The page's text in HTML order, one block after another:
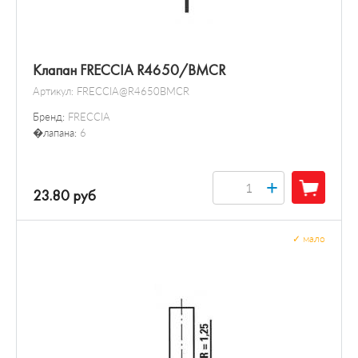
Клапан FRECCIA R4650/BMCR
Артикул: FRECCIA@R4650BMCR
Бренд: FRECCIA
�лапана: 6
23.80 руб +
мало